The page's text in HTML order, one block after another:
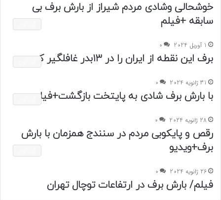
خوشحالی وشادی مردم شیراز از بارش برف بی
سابقه +فیلم
1 آوریل 2024 0
برف این نقطه از ایران را در ۱۳بدر غافلگیر کرد
31 ژانویه 2024 0
با بارش برف شادی به پایتخت بازگشت+فیلم
28 ژانویه 2024 0
رقص و پایکوبی مردم در سنندج همزمان با بارش
برف+ویدیو
26 ژانویه 2024 0
فیلم/ بارش برف در ارتفاعات توچال تهران